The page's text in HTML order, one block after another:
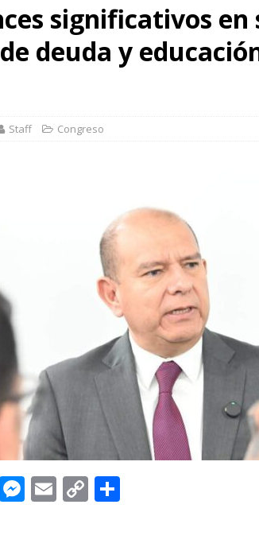
[ agosto 7, 2026 ] Hallan mujer sin vida en
años de edad
CUAUHTÉMOC
[ agosto 6, 2026 ]
significativos en
deuda y
Staff Congreso
X M E C